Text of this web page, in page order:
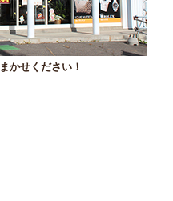
かせください！